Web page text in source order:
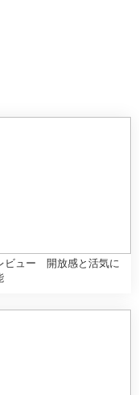
ビュー 開放感と活気に